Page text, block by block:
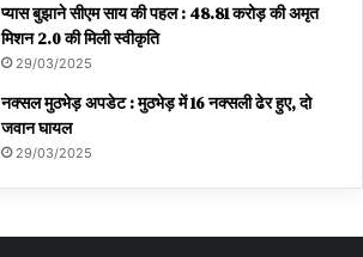
प्यास बुझाने सीएम साय की पहल : 48.81 करोड़ की अमृत
मिशन 2.0 की मिली स्वीकृति
29/03/2025
नक्सल मुठभेड़ अपडेट : मुठभेड़ में 16 नक्सली ढेर हुए, दो
जवान घायल
29/03/2025